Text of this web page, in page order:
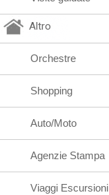
Altro
Orchestre
Shopping
Auto/Moto
Agenzie Stampa
Viaggi Escursioni